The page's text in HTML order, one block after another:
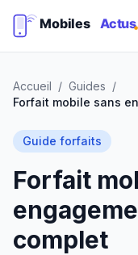
Accueil / Guides /
Guide forfaits
Forfait
complet